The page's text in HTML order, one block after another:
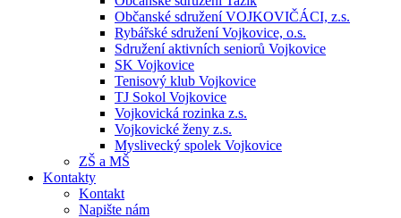
Občanské sdružení VOJKOVIČÁCI, z.s.
Rybářské sdružení Vojkovice, o.s.
Sdružení aktivních seniorů Vojkovice
SK Vojkovice
Tenisový klub Vojkovice
TJ Sokol Vojkovice
Vojkovická rozinka z.s.
Vojkovické ženy z.s.
Myslivecký spolek Vojkovice
ZŠ a MŠ
Kontakty
Kontakt
Napište nám